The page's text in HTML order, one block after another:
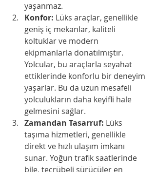
yaşanmaz.
Konfor: Lüks araçlar, genellikle
geniş iç mekanlar, kaliteli
koltuklar ve modern
ekipmanlarla donatılmıştır.
Yolcular, bu araçlarla seyahat
ettiklerinde konforlu bir deneyim
yaşarlar. Bu da uzun mesafeli
yolculukların daha keyifli hale
gelmesini sağlar.
Zamandan Tasarruf: Lüks
taşıma hizmetleri, genellikle
direkt ve hızlı ulaşım imkanı
sunar. Yoğun trafik saatlerinde
bile, tecrübeli sürücüler en